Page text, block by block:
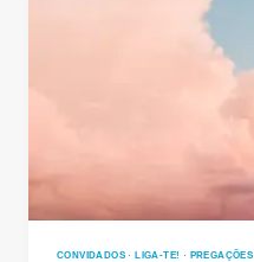
CONVIDADOS ·LIGA-TE! · PREGAÇÕES